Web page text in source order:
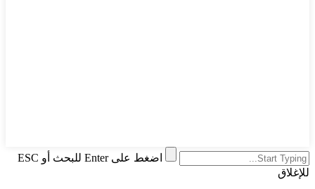
اضغط على Enter للبحث أو ESC
للإغلاق